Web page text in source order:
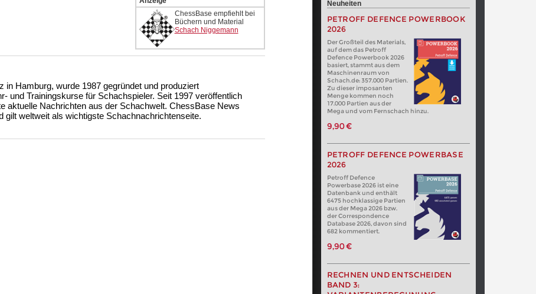
ChessBase empfiehlt bei
Büchern und Material
Schach Niggemann
in Hamburg, wurde 1987 gegründet und produziert
und Trainingskurse für Schachspieler. Seit 1997 veröffentlich
aktuelle Nachrichten aus der Schachwelt. ChessBase News
gilt weltweit als wichtigste Schachnachrichtenseite.
Neuheiten
PETROFF DEFENCE POWERBOOK
2026
Der Großteil des Materials,
auf dem das Petroff
Defence Powerbook 2026
basiert, stammt aus dem
Maschinenraum von
Schach.de: 357.000 Partien.
Zu dieser imposanten
Menge kommen noch
17.000 Partien aus der
Mega und vom Fernschach hinzu.
9,90 €
PETROFF DEFENCE POWERBASE
2026
Petroff Defence
Powerbase 2026 ist eine
Datenbank und enthält
6475 hochklassige Partien
aus der Mega 2026 bzw.
der Correspondence
Database 2026, davon sind
682 kommentiert.
9,90 €
RECHNEN UND ENTSCHEIDEN
BAND 3: